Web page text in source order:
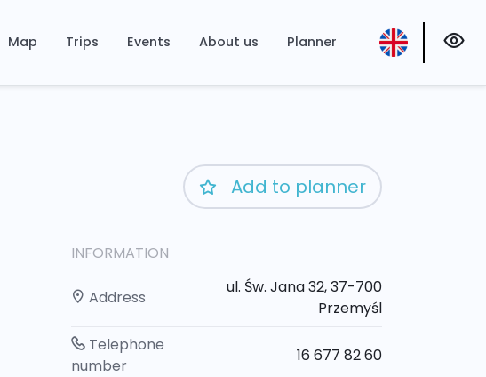
Map Trips Events About us Planner
Add to planner
INFORMATION
Address
ul. Św. Jana 32, 37-700
Przemyśl
Telephone
number
16 677 82 60